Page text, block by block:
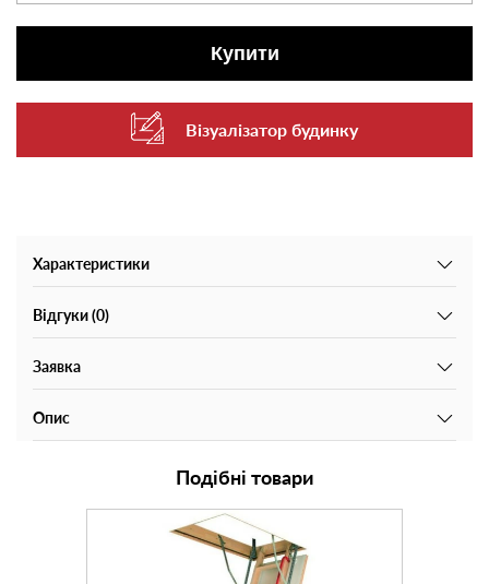
Купити
Візуалізатор будинку
Характеристики
Відгуки (0)
Заявка
Опис
Подібні товари